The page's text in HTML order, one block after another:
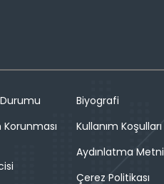
Korunması
Biyografi
Kullanım Koşulları
Aydınlatma Metni
Çerez Politikası